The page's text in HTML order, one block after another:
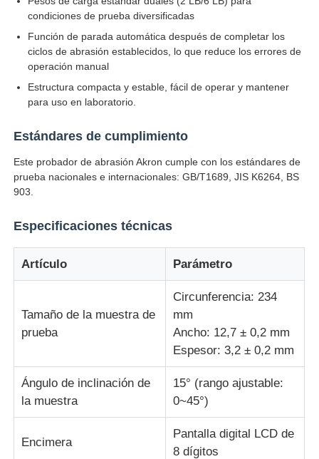
Máquina de prueba de impacto
Máquina de prueba de la abrasión
equipo de prueba de goma
Equipos de prueba de calzado
Equipo de ensayo de materiales de construcción
Equipo de ensayo de envases
Equipo de ensayo de adhesivos
Regulador de la temperatura y de la humedad
probador de la dureza
condiciones de prueba diversificadas
Función de parada automática después de completar los
ciclos de abrasión establecidos, lo que reduce los errores de
operación manual
Estructura compacta y estable, fácil de operar y mantener
para uso en laboratorio.
Estándares de cumplimiento
Este probador de abrasión Akron cumple con los estándares de
prueba nacionales e internacionales: GB/T1689, JIS K6264, BS
903.
Especificaciones técnicas
Artículo Parámetro
Tamaño de la muestra de
prueba
Circunferencia: 234
mm
Ancho: 12,7 ± 0,2 mm
Espesor: 3,2 ± 0,2 mm
Ángulo de inclinación de
la muestra
15° (rango ajustable:
0~45°)
Encimera
Pantalla digital LCD de
8 dígitos